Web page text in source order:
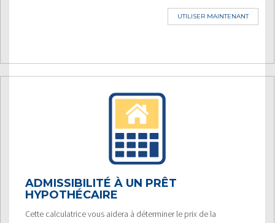
UTILISER MAINTENANT
ADMISSIBILITÉ À UN PRÊT
HYPOTHÉCAIRE
Cette calculatrice vous aidera à déterminer le prix de la